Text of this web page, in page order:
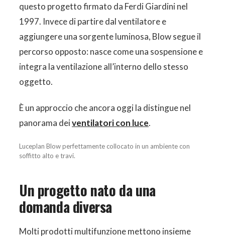
questo progetto firmato da Ferdi Giardini nel
1997. Invece di partire dal ventilatore e
aggiungere una sorgente luminosa, Blow segue il
percorso opposto: nasce come una sospensione e
integra la ventilazione all’interno dello stesso
oggetto.
È un approccio che ancora oggi la distingue nel
panorama deiventilatori con luce.
Luceplan Blow perfettamente collocato in un ambiente con
soffitto alto e travi.
Un progetto nato da una
domanda diversa
Molti prodotti multifunzione mettono insieme